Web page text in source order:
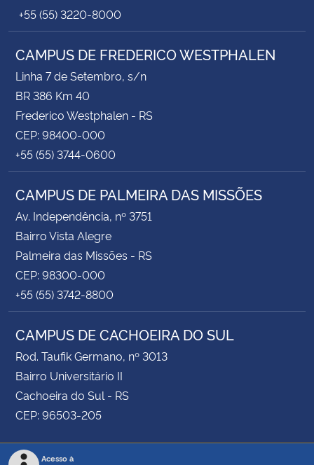
+55 (55) 3220-8000
CAMPUS DE FREDERICO WESTPHALEN
Linha 7 de Setembro, s/n
BR 386 Km 40
Frederico Westphalen - RS
CEP: 98400-000
+55 (55) 3744-0600
CAMPUS DE PALMEIRA DAS MISSÕES
Av. Independência, nº 3751
Bairro Vista Alegre
Palmeira das Missões - RS
CEP: 98300-000
+55 (55) 3742-8800
CAMPUS DE CACHOEIRA DO SUL
Rod. Taufik Germano, nº 3013
Bairro Universitário II
Cachoeira do Sul - RS
CEP: 96503-205
Acesso à